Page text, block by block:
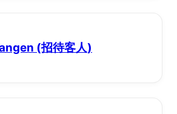
(招待客人)